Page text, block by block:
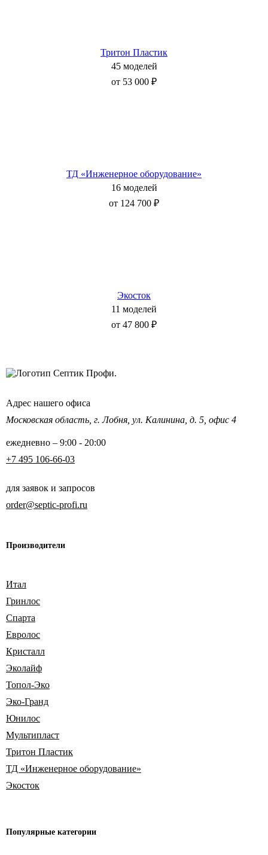
Тритон Пластик
45 моделей
от 53 000 ₽
ТД «Инженерное оборудование»
16 моделей
от 124 700 ₽
Экосток
11 моделей
от 47 800 ₽
Адрес нашего офиса
Московская область, г. Лобня, ул. Калинина, д. 5, офис 4
ежедневно – 9:00 - 20:00
+7 495 106-66-03
для заявок и запросов
order@septic-profi.ru
Производители
Итал
Гринлос
Спарта
Евролос
Кристалл
Эколайф
Топол-Эко
Эко-Гранд
Юнилос
Мультипласт
Тритон Пластик
ТД «Инженерное оборудование»
Экосток
Популярные категории